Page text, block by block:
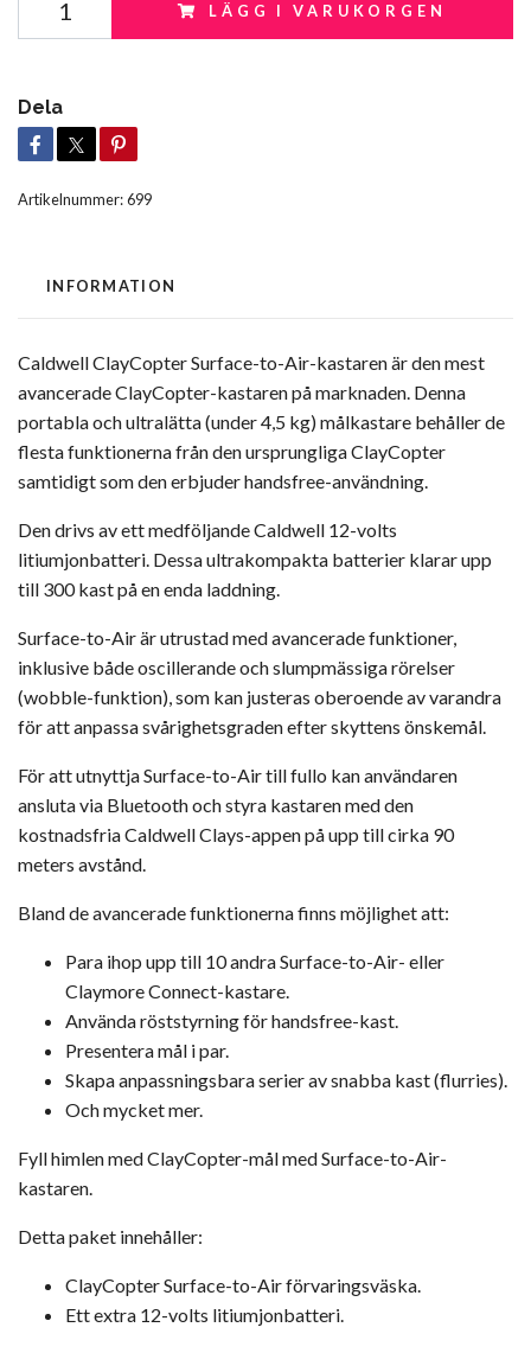
LÄGG I VARUKORGEN
Dela
Artikelnummer:699
INFORMATION
Caldwell ClayCopter Surface-to-Air-kastarenär den mest
avancerade ClayCopter-kastaren på marknaden. Denna
portabla och ultralätta (under 4,5 kg) målkastare behåller de
flesta funktionerna från den ursprungliga ClayCopter
samtidigt som den erbjuder handsfree-användning.
Den drivs av ett medföljande Caldwell 12-volts
litiumjonbatteri. Dessa ultrakompakta batterier klarar upp
till 300 kast på en enda laddning.
Surface-to-Air är utrustad med avancerade funktioner,
inklusive både oscillerande och slumpmässiga rörelser
(wobble-funktion), som kan justeras oberoende av varandra
för att anpassa svårighetsgraden efter skyttens önskemål.
För att utnyttja Surface-to-Air till fullo kan användaren
ansluta via Bluetooth och styra kastaren med den
kostnadsfria Caldwell Clays-appen på upp till cirka 90
meters avstånd.
Bland de avancerade funktionerna finns möjlighet att:
Para ihop upp till 10 andra Surface-to-Air- eller
Claymore Connect-kastare.
Använda röststyrning för handsfree-kast.
Presentera mål i par.
Skapa anpassningsbara serier av snabba kast (flurries).
Och mycket mer.
Fyll himlen med ClayCopter-mål med Surface-to-Air-
kastaren.
Detta paket innehåller:
ClayCopter Surface-to-Air förvaringsväska.
Ett extra 12-volts litiumjonbatteri.